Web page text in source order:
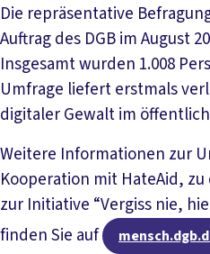
Die repräsentative
Auftrag des DGB im August
Insgesamt wurden 1.008
Umfrage liefert erstmals
digitaler Gewalt im
Weitere Informationen zur
Kooperation mit HateAid,
zur Initiative “Vergiss nie,
finden Sie auf